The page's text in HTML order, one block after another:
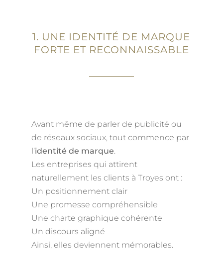
1. UNE IDENTITÉ DE MARQUE
FORTE ET RECONNAISSABLE
Avant même de parler de publicité ou
de réseaux sociaux, tout commence par
l’identité de marque.
Les entreprises qui attirent
naturellement les clients à Troyes ont :
Un positionnement clair
Une promesse compréhensible
Une charte graphique cohérente
Un discours aligné
Ainsi, elles deviennent mémorables.